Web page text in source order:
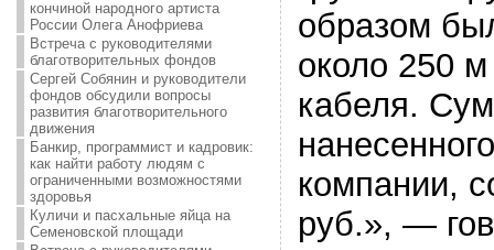
кончиной народного артиста
России Олега Анофриева
Встреча с руководителями
благотворительных фондов
Сергей Собянин и руководители
фондов обсудили вопросы
развития благотворительного
движения
Банкир, программист и кадровик:
как найти работу людям с
ограниченными возможностями
здоровья
Куличи и пасхальные яйца на
Семеновской площади
образом
около 250
кабеля.
компании,
руб.», —